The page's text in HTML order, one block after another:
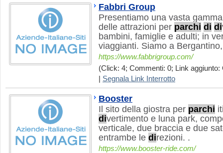
Fabbri Group
Presentiamo una vasta
delle attrazioni per parchi di di
bambini, famiglie e adulti; in
viaggianti. Siamo a
https://www.fabbrigroup.com/
(Click: 4; Commenti: 0; Link aggiunto:
Segnala Link Interrotto
Booster
Il sito della giostra per parchi
divertimento e luna park,
verticale, due braccia e due
entrambe le direzioni. .
https://www.booster-ride.com/